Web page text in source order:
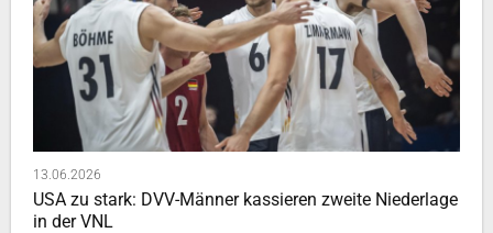
13.06.2026
USA zu stark: DVV-Männer kassieren zweite Niederlage
in der VNL